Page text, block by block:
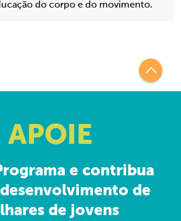
do corpo e do movimento.
APOIE
e contribua
de
de jovens